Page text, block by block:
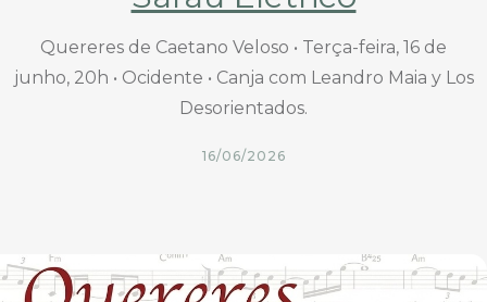
Quereres de Caetano Veloso • Terça-feira, 16 de
junho, 20h • Ocidente • Canja com Leandro Maia y Los
Desorientados.
16/06/2026